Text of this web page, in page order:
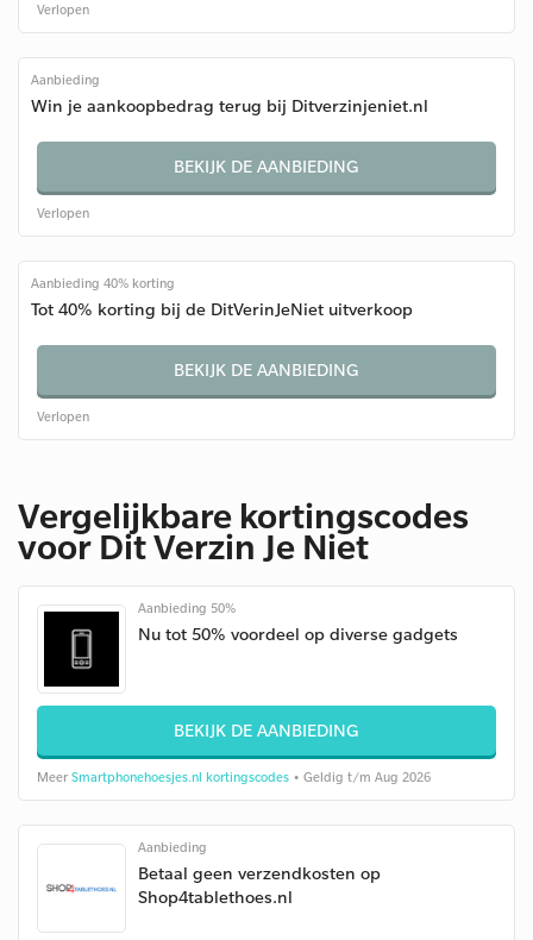
Verlopen
Aanbieding
Win je aankoopbedrag terug bij Ditverzinjeniet.nl
BEKIJK DE AANBIEDING
Verlopen
Aanbieding 40% korting
Tot 40% korting bij de DitVerinJeNiet uitverkoop
BEKIJK DE AANBIEDING
Verlopen
Vergelijkbare kortingscodes
voor Dit Verzin Je Niet
Aanbieding 50%
Nu tot 50% voordeel op diverse gadgets
BEKIJK DE AANBIEDING
Meer Smartphonehoesjes.nl kortingscodes • Geldig t/m Aug 2026
Aanbieding
Betaal geen verzendkosten op
Shop4tablethoes.nl